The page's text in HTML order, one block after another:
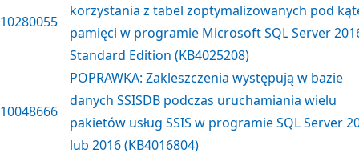
10280055
korzystania z tabel zoptymalizowanych pod
pamięci w programie Microsoft SQL Server
Standard Edition (KB4025208)
10048666
POPRAWKA: Zakleszczenia występują w bazie
danych SSISDB podczas uruchamiania wielu
pakietów usług SSIS w programie SQL Server
lub 2016 (KB4016804)